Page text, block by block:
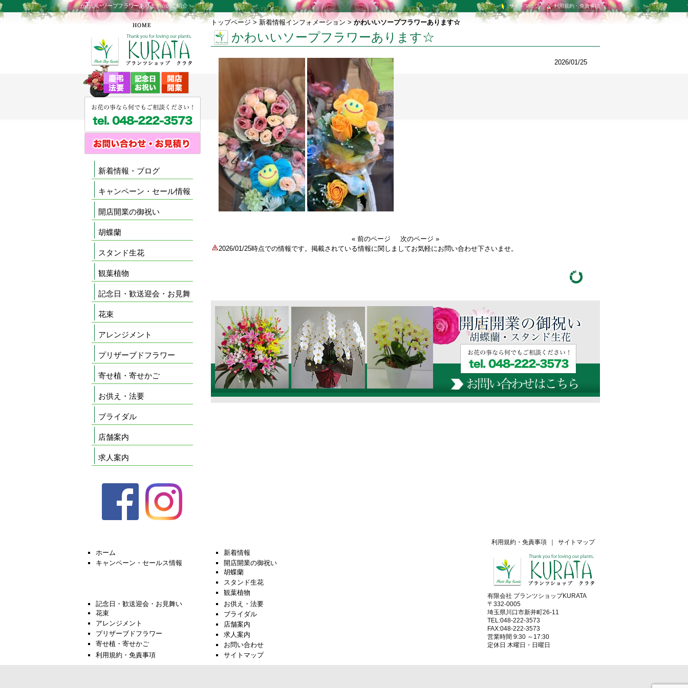
かわいいソープフラワーあります☆のご紹介 利用規約・免責事項
サイトマップ
トップページ > 新着情報インフォメーション > かわいいソープフラワーあります☆
かわいいソープフラワーあります☆
2026/01/25
« 前のページ
次のページ »
2026/01/25時点での情報です。掲載されている情報に関しましてお気軽にお問い合わせ下さいませ。
新着情報・ブログ
キャンペーン・セール情報
開店開業の御祝い
胡蝶蘭
スタンド生花
観葉植物
記念日・歓送迎会・お見舞
花束
アレンジメント
プリザーブドフラワー
寄せ植・寄せかご
お供え・法要
ブライダル
店舗案内
求人案内
ホーム
新着情報
キャンペーン・セールス情報
開店開業の御祝い
胡蝶蘭
スタンド生花
観葉植物
記念日・歓送迎会・お見舞い
花束
アレンジメント
プリザーブドフラワー
寄せ植・寄せかご
お供え・法要
ブライダル
店舗案内
求人案内
お問い合わせ
利用規約・免責事項
サイトマップ
サイトマップ
利用規約・免責事項
有限会社 プランツショップKURATA
〒332-0005
埼玉県川口市新井町26-11
TEL:048-222-3573
FAX:048-222-3573
営業時間 9:30 ～17:30
定休日 木曜日・日曜日